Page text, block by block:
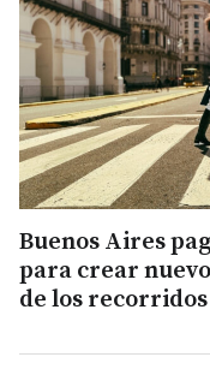
Buenos Aires
para crear
de los